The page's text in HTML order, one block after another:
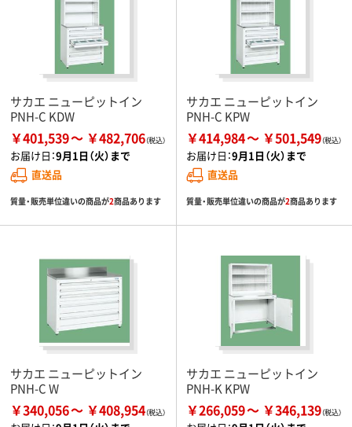
サカエ ニューピットイン
PNH-C KDW
￥401,539 ￥482,706
お届け日：9月1日（火）まで
直送品
質量・販売単位違いの商品が2商品あります
サカエ ニューピットイン
PNH-C KPW
￥414,984 ￥501,549
お届け日：9月1日（火）まで
直送品
質量・販売単位違いの商品が2商品あります
サカエ ニューピットイン
PNH-C W
￥340,056 ￥408,954
サカエ ニューピットイン
PNH-K KPW
￥266,059 ￥346,139